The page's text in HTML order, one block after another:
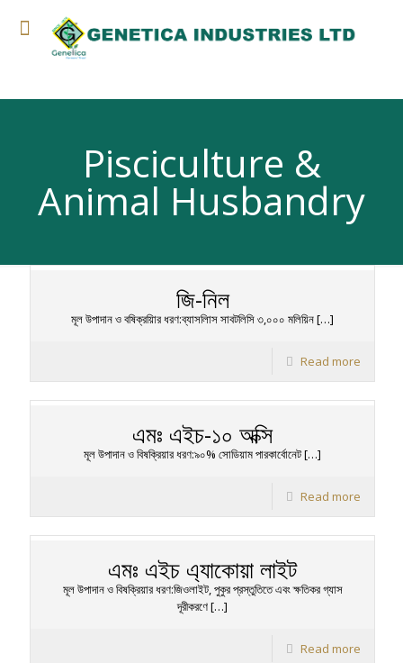
Pisciculture &
Animal Husbandry
জি-নিল
মূল উপাদান ও বষিক্রয়িার ধরণ:ব্যাসলিাস সাবটলিসি ৩,০০০ মলিয়িন[…]
Read more
এমঃ এইচ-১০ অক্সি
মূল উপাদান ও বিষক্রিয়ার ধরণ:৯০% সোডিয়াম পারকার্বোনেট[…]
Read more
এমঃ এইচ এ্যাকোয়া লাইট
মূল উপাদান ও বিষক্রিয়ার ধরণ:জিওলাইট, পুকুর প্রস্তুতিতে এবং ক্ষতিকর গ্যাস
দূরীকরণে[…]
Read more